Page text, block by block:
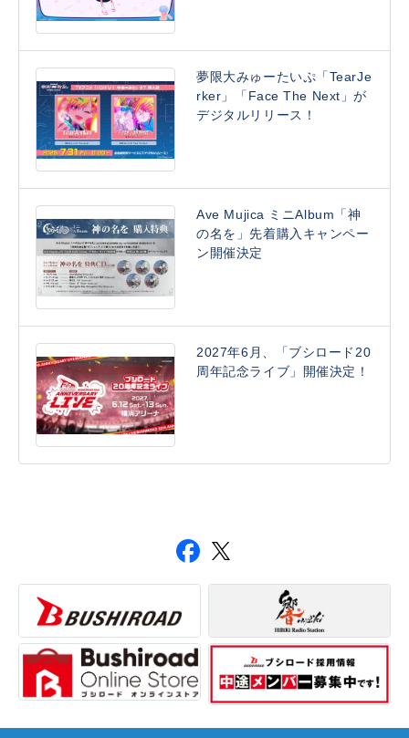
夢限大みゅーたいぷ「TearJe
rker」「Face The Next」が
デジタルリリース！
Ave Mujica ミニAlbum「神
の名を」先着購入キャンペー
ン開催決定
2027年6月、「ブシロード20
周年記念ライブ」開催決定！